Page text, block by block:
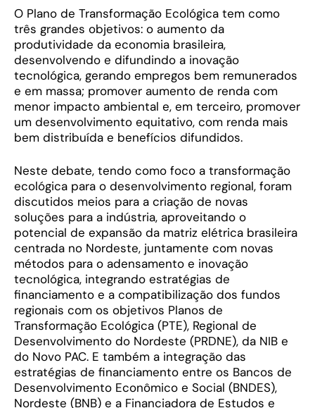
O Plano de Transformação Ecológica tem como
três grandes objetivos: o aumento da
produtividade da economia brasileira,
desenvolvendo e difundindo a inovação
tecnológica, gerando empregos bem remunerados
e em massa; promover aumento de renda com
menor impacto ambiental e, em terceiro, promover
um desenvolvimento equitativo, com renda mais
bem distribuída e benefícios difundidos.
Neste debate, tendo como foco a transformação
ecológica para o desenvolvimento regional, foram
discutidos meios para a criação de novas
soluções para a indústria, aproveitando o
potencial de expansão da matriz elétrica brasileira
centrada no Nordeste, juntamente com novas
métodos para o adensamento e inovação
tecnológica, integrando estratégias de
financiamento e a compatibilização dos fundos
regionais com os objetivos Planos de
Transformação Ecológica (PTE), Regional de
Desenvolvimento do Nordeste (PRDNE), da NIB e
do Novo PAC. E também a integração das
estratégias de financiamento entre os Bancos de
Desenvolvimento Econômico e Social (BNDES),
Nordeste (BNB) e a Financiadora de Estudos e